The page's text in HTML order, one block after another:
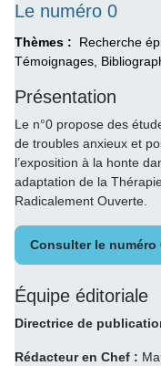
Le numéro 0
Thèmes :
Recherche
Témoignages,
Présentation
Le n°0 propose des
de troubles anxieux et
l’exposition à la honte
adaptation de la
Radicalement Ouverte.
Consulter le numéro
Équipe éditoriale
Directrice de
Rédacteur en Chef :